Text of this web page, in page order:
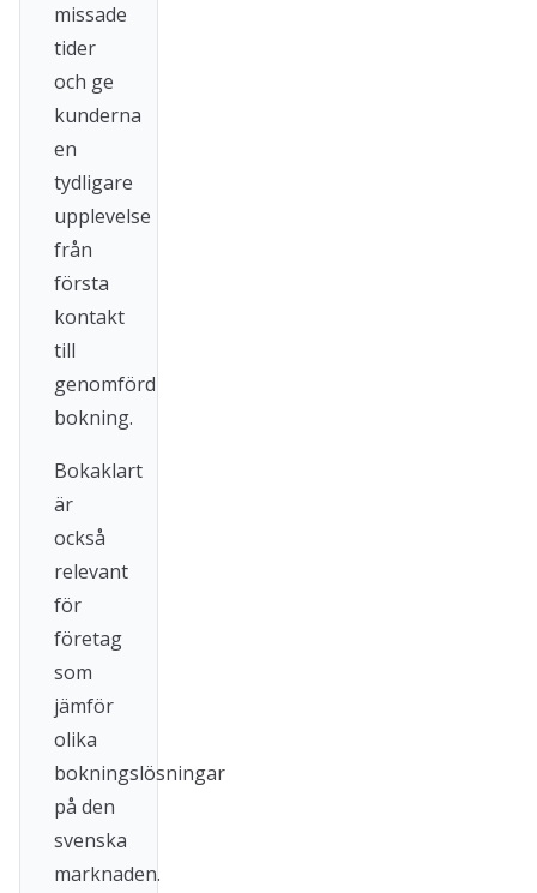
missade
tider
och ge
kunderna
en
tydligare
upplevelse
från
första
kontakt
till
genomförd
bokning.
Bokaklart
är
också
relevant
för
företag
som
jämför
olika
bokningslösningar
på den
svenska
marknaden.